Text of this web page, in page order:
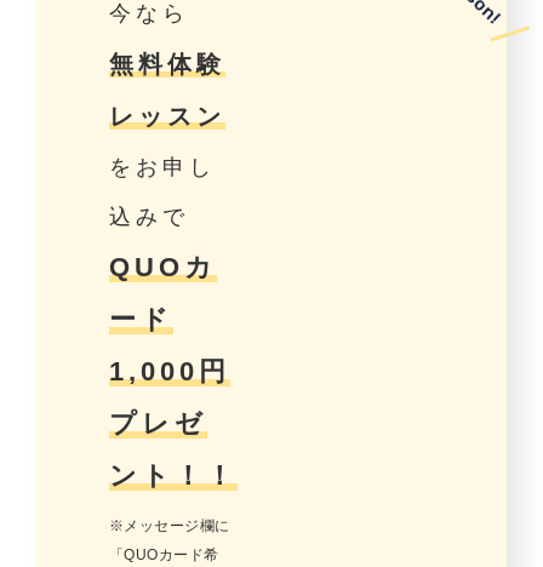
今なら
無料体験
レッスン
をお申し
込みで
QUOカ
ード
1,000円
プレゼ
ント！！
※メッセージ欄に
「QUOカード希